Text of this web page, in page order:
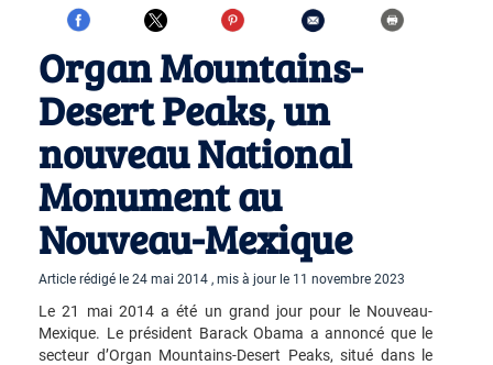
Organ Mountains-
Desert Peaks, un
nouveau National
Monument au
Nouveau-Mexique
Article rédigé le 24 mai 2014 , mis à jour le 11 novembre 2023
Le 21 mai 2014 a été un grand jour pour le Nouveau-
Mexique. Le président Barack Obama a annoncé que le
secteur d’Organ Mountains-Desert Peaks, situé dans le